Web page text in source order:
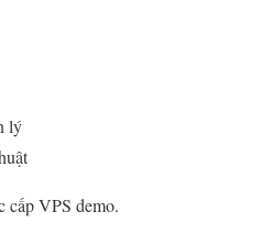
lý
cấp VPS demo.